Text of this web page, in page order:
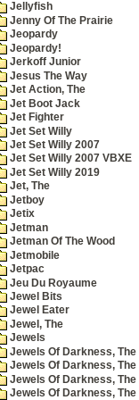
Jellyfish
Jenny Of The Prairie
Jeopardy
Jeopardy!
Jerkoff Junior
Jesus The Way
Jet Action, The
Jet Boot Jack
Jet Fighter
Jet Set Willy
Jet Set Willy 2007
Jet Set Willy 2007 VBXE
Jet Set Willy 2019
Jet, The
Jetboy
Jetix
Jetman
Jetman Of The Wood
Jetmobile
Jetpac
Jeu Du Royaume
Jewel Bits
Jewel Eater
Jewel, The
Jewels
Jewels Of Darkness, The
Jewels Of Darkness,
Jewels Of Darkness,
Jewels Of Darkness,